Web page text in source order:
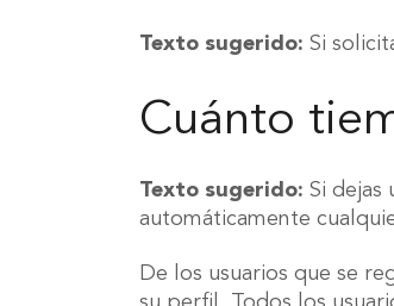
Texto sugerido: Si
Cuánto
Texto sugerido: Si dejas
automáticamente
De los usuarios que se